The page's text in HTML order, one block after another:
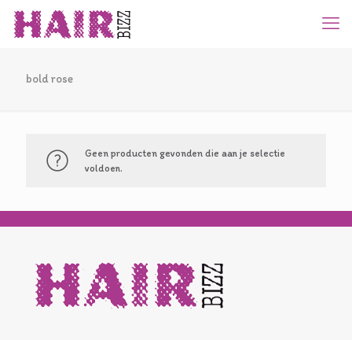
bold rose
Geen producten gevonden die aan je selectie
voldoen.